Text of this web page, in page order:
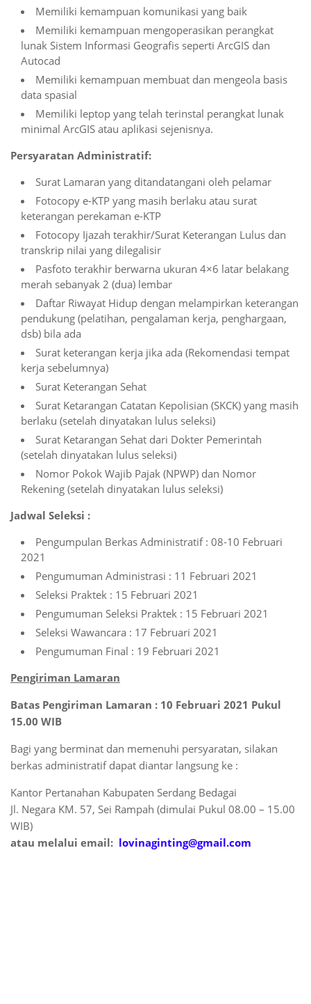
Memiliki kemampuan komunikasi yang baik
Memiliki kemampuan mengoperasikan perangkat
lunak Sistem Informasi Geografis seperti ArcGIS dan
Autocad
Memiliki kemampuan membuat dan mengeola basis
data spasial
Memiliki leptop yang telah terinstal perangkat lunak
minimal ArcGIS atau aplikasi sejenisnya.
Persyaratan Administratif:
Surat Lamaran yang ditandatangani oleh pelamar
Fotocopy e-KTP yang masih berlaku atau surat
keterangan perekaman e-KTP
Fotocopy Ijazah terakhir/Surat Keterangan Lulus dan
transkrip nilai yang dilegalisir
Pasfoto terakhir berwarna ukuran 4×6 latar belakang
merah sebanyak 2 (dua) lembar
Daftar Riwayat Hidup dengan melampirkan keterangan
pendukung (pelatihan, pengalaman kerja, penghargaan,
dsb) bila ada
Surat keterangan kerja jika ada (Rekomendasi tempat
kerja sebelumnya)
Surat Keterangan Sehat
Surat Ketarangan Catatan Kepolisian (SKCK) yang masih
berlaku (setelah dinyatakan lulus seleksi)
Surat Ketarangan Sehat dari Dokter Pemerintah
(setelah dinyatakan lulus seleksi)
Nomor Pokok Wajib Pajak (NPWP) dan Nomor
Rekening (setelah dinyatakan lulus seleksi)
Jadwal Seleksi :
Pengumpulan Berkas Administratif : 08-10 Februari
2021
Pengumuman Administrasi : 11 Februari 2021
Seleksi Praktek : 15 Februari 2021
Pengumuman Seleksi Praktek : 15 Februari 2021
Seleksi Wawancara : 17 Februari 2021
Pengumuman Final : 19 Februari 2021
Pengiriman Lamaran
Batas Pengiriman Lamaran : 10 Februari 2021 Pukul
15.00 WIB
Bagi yang berminat dan memenuhi persyaratan, silakan
berkas administratif dapat diantar langsung ke :
Kantor Pertanahan Kabupaten Serdang Bedagai
Jl. Negara KM. 57, Sei Rampah (dimulai Pukul 08.00 – 15.00
WIB)
atau melalui email: lovinaginting@gmail.com